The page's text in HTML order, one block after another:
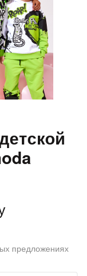
предложениях